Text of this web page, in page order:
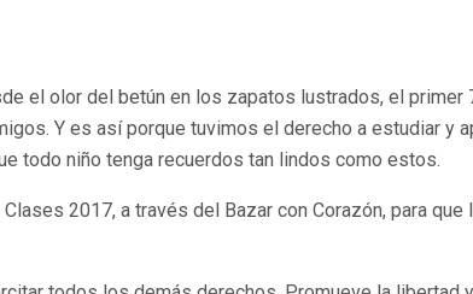
el olor del betún en los zapatos lustrados, el
Y es así porque tuvimos el derecho a estudiar y
todo niño tenga recuerdos tan lindos como estos.
2017, a través del Bazar con Corazón, para